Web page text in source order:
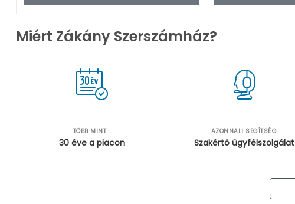
Miért Zákány Szerszámház?
TÖBB MINT...
30 éve a piacon
AZONNALI SEGÍTSÉG
Szakértő ügyfélszolgálat